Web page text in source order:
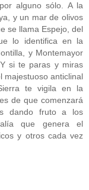
alguno sólo. A la
y un mar de olivos
se llama Espejo, del
lo identifica en la
y Montemayor
si te paras y miras
majestuoso anticlinal
te vigila en la
de que comenzará
dando fruto a los
que genera el
y otros cada vez